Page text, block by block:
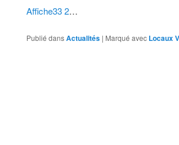
Affiche33 2…
Publié dansActualités | Marqué avec Locaux